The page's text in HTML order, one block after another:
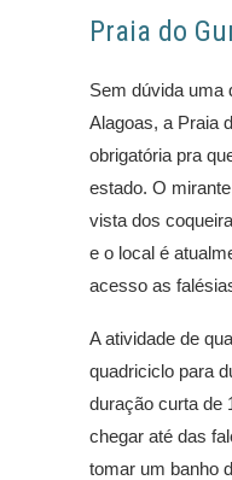
Praia do
Sem dúvida uma
Alagoas, a Praia
obrigatória pra
estado. O
vista dos
e o local é
acesso as
A atividade de
quadriciclo para
duração curta de
chegar até das
tomar um banho